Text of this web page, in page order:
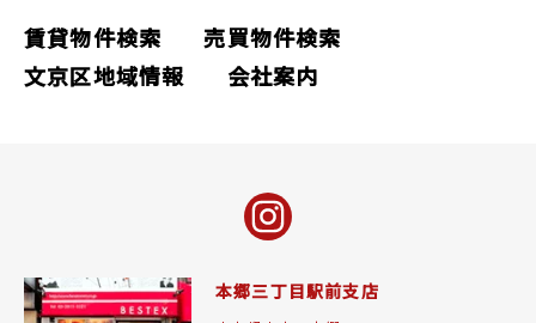
賃貸物件検索
売買物件検索
文京区地域情報
会社案内
本郷三丁目駅前支店